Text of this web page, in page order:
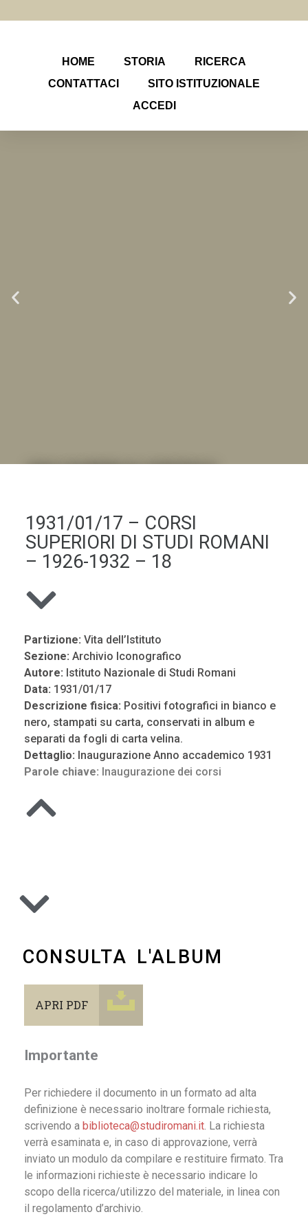
HOME STORIA
RICERCA
CONTATTACI
SITO ISTITUZIONALE
ACCEDI
1931/01/17 – CORSI
SUPERIORI DI STUDI ROMANI
– 1926-1932 – 18
Partizione: Vita dell’Istituto
Sezione: Archivio Iconografico
Autore: Istituto Nazionale di Studi Romani
Data: 1931/01/17
Descrizione fisica: Positivi fotografici in bianco e
nero, stampati su carta, conservati in album e
separati da fogli di carta velina.
Dettaglio: Inaugurazione Anno accademico 1931
Parole chiave: Inaugurazione dei corsi
CONSULTA L'ALBUM
APRI PDF
Importante
Per richiedere il documento in un formato ad alta
definizione è necessario inoltrare formale richiesta,
scrivendo a biblioteca@studiromani.it. La richiesta
verrà esaminata e, in caso di approvazione, verrà
inviato un modulo da compilare e restituire firmato. Tra
le informazioni richieste è necessario indicare lo
scopo della ricerca/utilizzo del materiale, in linea con
il regolamento d’archivio.